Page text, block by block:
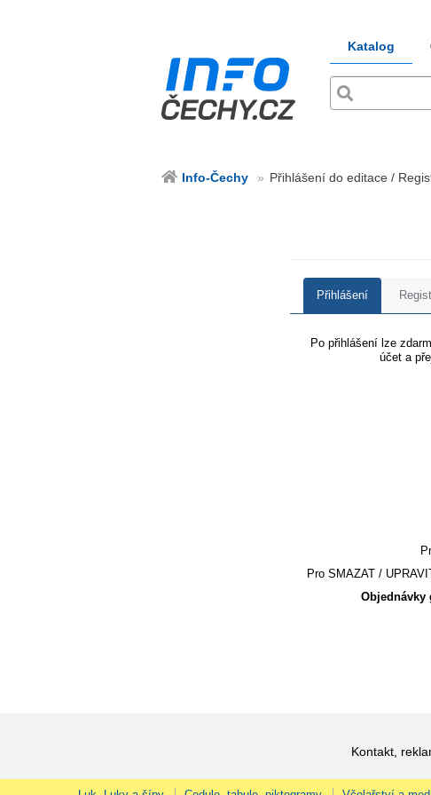
Katalog
Info-Čechy Přihlášení do editace /
Přihlášení
Po přihlášení lze
účet a
Pro SMAZAT /
Objednávky
Kontakt,